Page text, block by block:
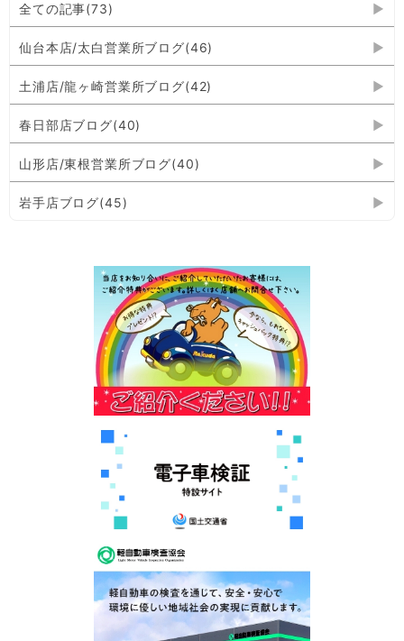
全ての記事(73)
仙台本店/太白営業所ブログ(46)
土浦店/龍ヶ崎営業所ブログ(42)
春日部店ブログ(40)
山形店/東根営業所ブログ(40)
岩手店ブログ(45)